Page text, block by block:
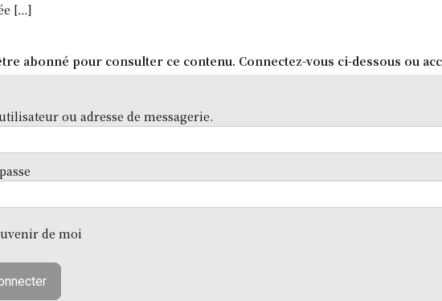
[…]
abonné pour consulter ce contenu. Connectez-vous ci-dessous ou
ou adresse de messagerie.
de moi